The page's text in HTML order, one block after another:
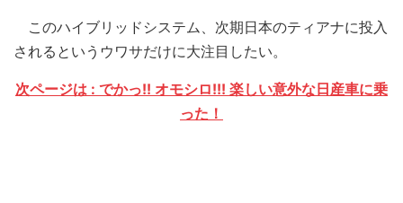
このハイブリッドシステム、次期日本のティアナに投入
されるというウワサだけに大注目したい。
次ページは : でかっ!! オモシロ!!! 楽しい意外な日産車に乗
った！